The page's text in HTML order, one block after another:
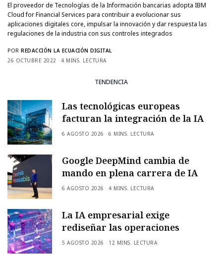
El proveedor de Tecnologías de la Información bancarias adopta IBM
Cloud for Financial Services para contribuir a evolucionar sus
aplicaciones digitales core, impulsar la innovación y dar respuesta las
regulaciones de la industria con sus controles integrados
POR REDACCIÓN LA ECUACIÓN DIGITAL
26 OCTUBRE 2022
4 MINS. LECTURA
TENDENCIA
Las tecnológicas europeas
facturan la integración de la IA
6 AGOSTO 2026 6 MINS. LECTURA
Google DeepMind cambia de
mando en plena carrera de IA
6 AGOSTO 2026 4 MINS. LECTURA
La IA empresarial exige
rediseñar las operaciones
5 AGOSTO 2026 12 MINS. LECTURA